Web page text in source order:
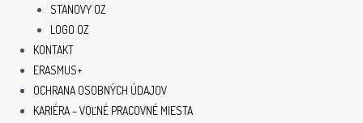
STANOVY OZ
LOGO OZ
KONTAKT
ERASMUS+
OCHRANA OSOBNÝCH ÚDAJOV
KARIÉRA – VOĽNÉ PRACOVNÉ MIESTA